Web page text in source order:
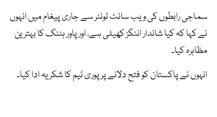
سماجی رابطوں کی ویب سائٹ ٹوئٹر سے جاری پیغام میں انہوں
نے کہا کہ کیا شاندار اننگز کھیلی ہے، اور پاور ہٹنگ کا بہترین
مظاہرہ کیا۔
انہوں نے پاکستان کو فتح دلانے پر پوری ٹیم کا شکریہ ادا کیا۔